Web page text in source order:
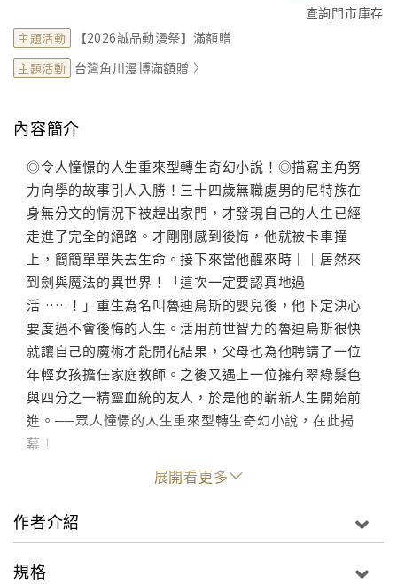
查詢門市庫存
主題活動 【2026誠品動漫祭】滿額贈
主題活動 台灣角川漫博滿額贈
內容簡介
◎令人憧憬的人生重來型轉生奇幻小說！◎描寫主角努
力向學的故事引人入勝！三十四歲無職處男的尼特族在
身無分文的情況下被趕出家門，才發現自己的人生已經
走進了完全的絕路。才剛剛感到後悔，他就被卡車撞
上，簡簡單單失去生命。接下來當他醒來時｜｜居然來
到劍與魔法的異世界！「這次一定要認真地過
活……！」重生為名叫魯迪烏斯的嬰兒後，他下定決心
要度過不會後悔的人生。活用前世智力的魯迪烏斯很快
就讓自己的魔術才能開花結果，父母也為他聘請了一位
年輕女孩擔任家庭教師。之後又遇上一位擁有翠綠髮色
與四分之一精靈血統的友人，於是他的嶄新人生開始前
進。──眾人憧憬的人生重來型轉生奇幻小說，在此揭
幕！
標題｜回顧2023動畫推薦：10部必追動畫，總有一部能
住進你心裡
展開看更多
作者介紹
規格